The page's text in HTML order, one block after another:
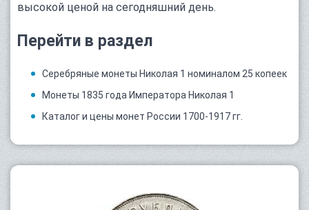
высокой ценой на сегодняшний день.
Перейти в раздел
Серебряные монеты Николая 1 номиналом 25 копеек
Монеты 1835 года Императора Николая 1
Каталог и цены монет России 1700-1917 гг.